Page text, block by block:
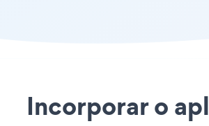
Incorporar o